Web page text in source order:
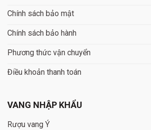
Chính sách bảo mật
Chính sách bảo hành
Phương thức vận chuyển
Điều khoản thanh toán
VANG NHẬP KHẨU
Rượu vang Ý